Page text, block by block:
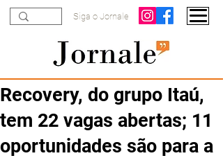
Siga o Jornale
Recovery, do grupo Itaú,
tem 22 vagas abertas; 11
oportunidades são para a